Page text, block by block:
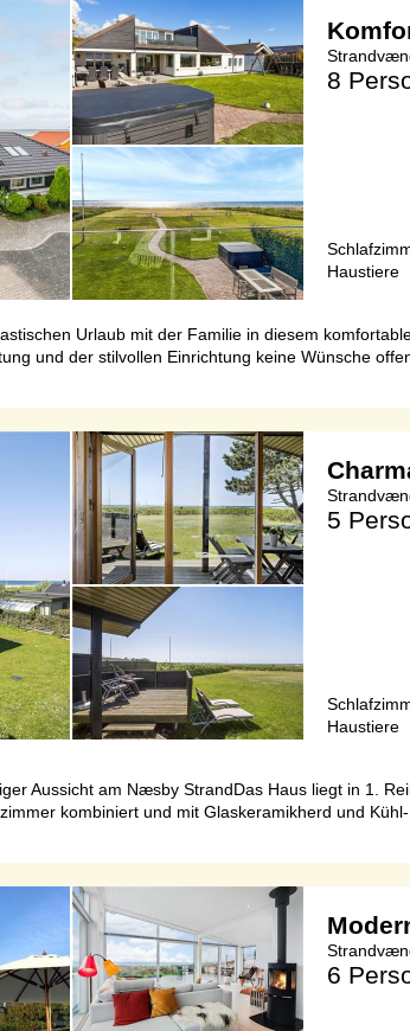
8
Haustiere
Urlaub mit der Familie in diesem
und der stilvollen Einrichtung keine Wünsche
5
Haustiere
Aussicht am Næsby StrandDas Haus liegt in 1.
kombiniert und mit Glaskeramikherd und
6